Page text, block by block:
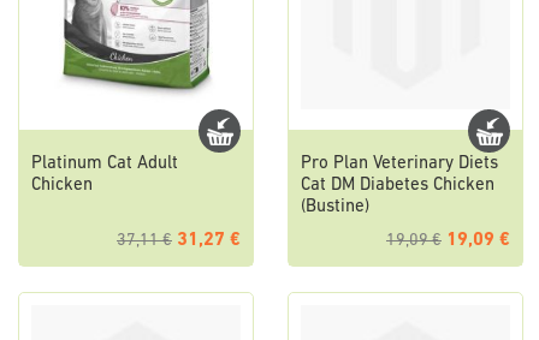
Platinum Cat Adult
Chicken
37,11 € 31,27 €
Pro Plan Veterinary Diets
Cat DM Diabetes Chicken
(Bustine)
19,09 € 19,09 €